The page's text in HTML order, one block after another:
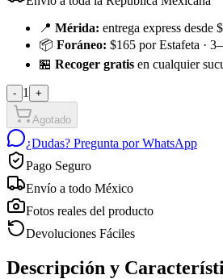
📍 Mérida: entrega express desde
📦 Foráneo: $165 por Estafeta ·
🏪 Recoger gratis en cualquier
- 1 +
Agotado
¿Dudas? Pregunta por WhatsApp
Pago Seguro
Envío a todo México
Fotos reales del producto
Devoluciones Fáciles
Descripción y